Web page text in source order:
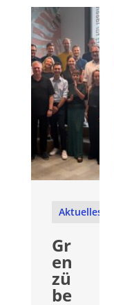
Aktuelles
Gr
en
zü
be